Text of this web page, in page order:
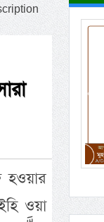
হওয়ার
ওয়া